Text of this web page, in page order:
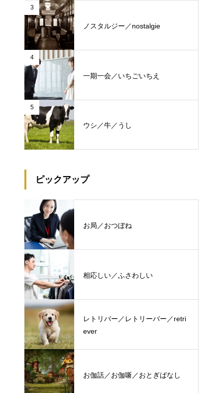
3
ノスタルジー／nostalgie
4
一期一会／いちごいちえ
5
ウシ／牛／うし
ピックアップ
お局／おつぼね
相応しい／ふさわしい
レトリバー／レトリーバー／retri
ever
お伽話／お伽噺／おとぎばなし